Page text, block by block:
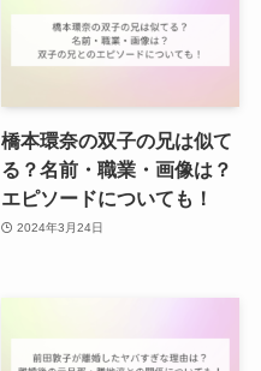
橋本環奈の双子の兄は似て
る？名前・職業・画像は？
エピソードについても！
2024年3月24日